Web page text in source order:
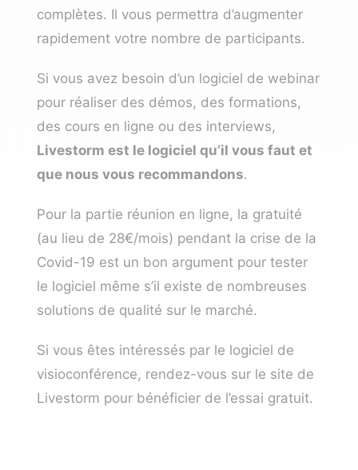
complètes. Il vous permettra d’augmenter
rapidement votre nombre de participants.
Si vous avez besoin d’un logiciel de webinar
pour réaliser des démos, des formations,
des cours en ligne ou des interviews,
Livestorm est le logiciel qu’il vous faut et
que nous vous recommandons.
Pour la partie réunion en ligne, la gratuité
(au lieu de 28€/mois) pendant la crise de la
Covid-19 est un bon argument pour tester
le logiciel même s’il existe de nombreuses
solutions de qualité sur le marché.
Si vous êtes intéressés par le logiciel de
visioconférence, rendez-vous sur le site de
Livestorm pour bénéficier de l’essai gratuit.